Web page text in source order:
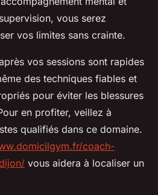
vous serez
vos limites sans crainte.
vos sessions sont rapides
des techniques fiables et
pour éviter les blessures
en profiter, veillez à
qualifiés dans ce domaine.
coach-
vous aidera à localiser un